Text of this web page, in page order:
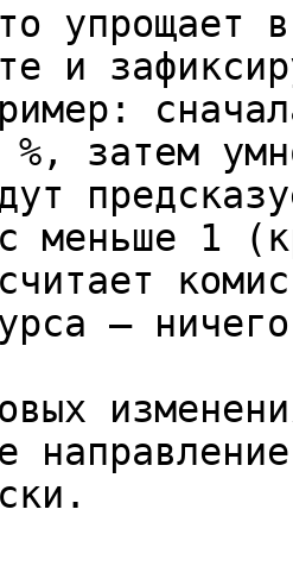
упрощает
и
%, затем
меньше 1
—